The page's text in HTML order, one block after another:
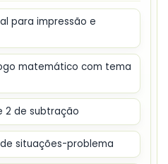
para impressão e
matemático com tema
2 de subtração
de situações-problema